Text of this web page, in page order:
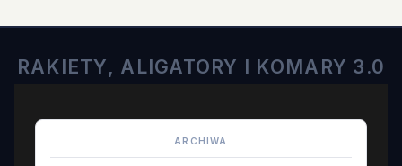
RAKIETY, ALIGATORY I KOMARY 3.0
ARCHIWA